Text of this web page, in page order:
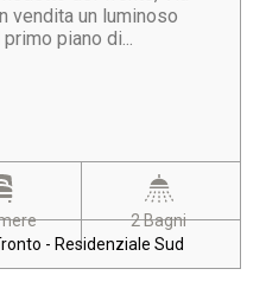
vendita un luminoso
piano di...
2 Bagni
- Residenziale Sud